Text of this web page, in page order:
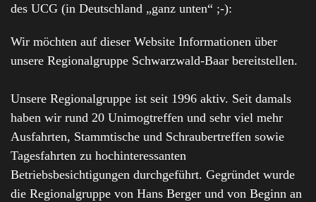
des UCG (in Deutschland „ganz unten“ ;-):
Wir möchten auf dieser Website Informationen über
unsere Regionalgruppe Schwarzwald-Baar bereitstellen.
Unsere Regionalgruppe ist seit 1996 aktiv. Seit damals
haben wir rund 20 Unimogtreffen und sehr viel mehr
Ausfahrten, Stammtische und Schraubertreffen sowie
Tagesfahrten zu hochinteressanten
Betriebsbesichtigungen durchgeführt. Gegründet wurde
die Regionalgruppe von Hans Berger und von Beginn an